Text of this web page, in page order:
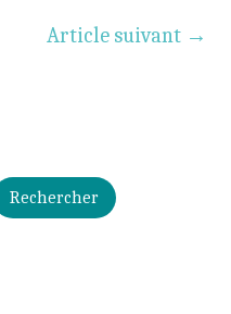
Article suivant →
Rechercher